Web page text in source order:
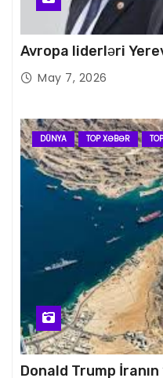
Avropa liderləri
May 7, 2026
DÜNYA TOP XƏBƏR
Donald Trump